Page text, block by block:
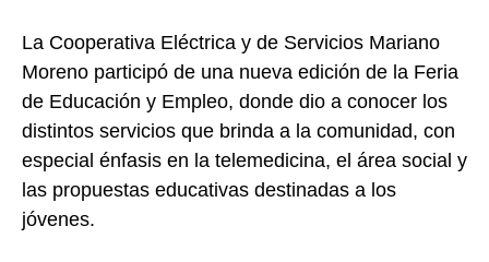
La Cooperativa Eléctrica y de Servicios Mariano
Moreno participó de una nueva edición de la Feria
de Educación y Empleo, donde dio a conocer los
distintos servicios que brinda a la comunidad, con
especial énfasis en la telemedicina, el área social y
las propuestas educativas destinadas a los
jóvenes.